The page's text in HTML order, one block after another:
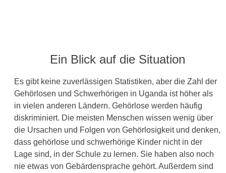
Ein Blick auf die Situation
Es gibt keine zuverlässigen Statistiken, aber die Zahl der
Gehörlosen und Schwerhörigen in Uganda ist höher als
in vielen anderen Ländern. Gehörlose werden häufig
diskriminiert. Die meisten Menschen wissen wenig über
die Ursachen und Folgen von Gehörlosigkeit und denken,
dass gehörlose und schwerhörige Kinder nicht in der
Lage sind, in der Schule zu lernen. Sie haben also noch
nie etwas von Gebärdensprache gehört. Außerdem sind